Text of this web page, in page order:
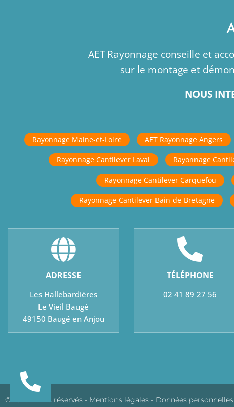
AET Rayonnage conseille et
sur le montage et
NOUS
Rayonnage Maine-et-Loire AET Rayonnage Angers
Rayonnage Cantilever Laval Rayonnage
Rayonnage Cantilever Carquefou
Rayonnage Cantilever Bain-de-Bretagne
ADRESSE
Les Hallebardières
Le Vieil Baugé
49150 Baugé en Anjou
TÉLÉPHONE
02 41 89 27 56
© Tous droits réservés - Mentions légales - Données personnelles